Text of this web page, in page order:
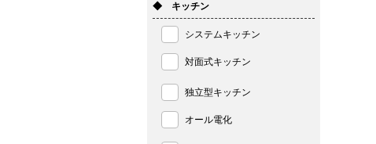
◆ キッチン
システムキッチン
対面式キッチン
独立型キッチン
オール電化